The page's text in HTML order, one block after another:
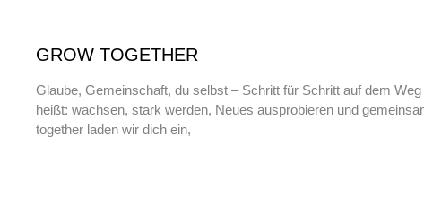
GROW TOGETHER
Glaube, Gemeinschaft, du selbst – Schritt für Schritt auf dem
heißt: wachsen, stark werden, Neues ausprobieren und
together laden wir dich ein,